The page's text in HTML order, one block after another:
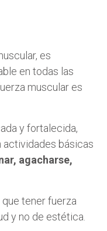
es
en todas las
muscular es
y fortalecida,
actividades básicas
agacharse,
tener fuerza
y no de estética.